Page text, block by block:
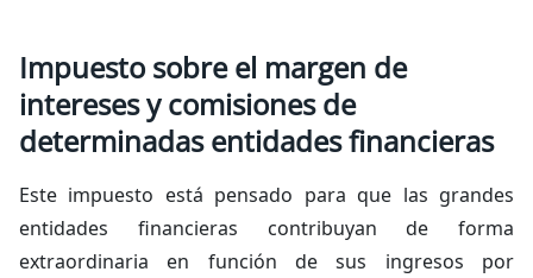
Impuesto sobre el margen de
intereses y comisiones de
determinadas entidades financieras
Este impuesto está pensado para que las grandes
entidades financieras contribuyan de forma
extraordinaria en función de sus ingresos por